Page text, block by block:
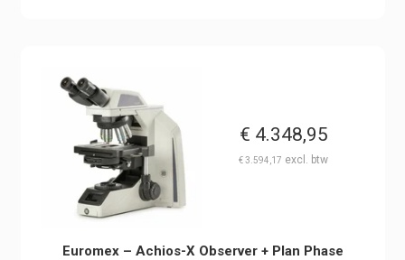
€ 4.348,95
€3.594,17
Euromex – Achios-X Observer + Plan Phase